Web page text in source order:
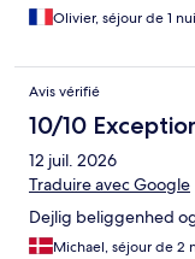
Olivier, séjour de 1
Avis vérifié
10/10
12 juil. 2026
Traduire avec Google
Dejlig beliggenhed
Michael, séjour de 2